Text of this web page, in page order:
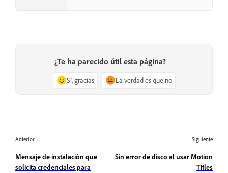
¿Te ha parecido útil esta página?
Sí, gracias La verdad es que no
Anterior
Mensaje de instalación que
solicita credenciales para
Siguiente
Sin error de disco al usar Motion
Titles